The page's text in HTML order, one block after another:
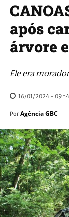
após
árvore
Ele era
16/01/2024 -
Por Agência GBC